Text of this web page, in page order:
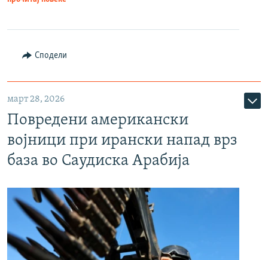
Сподели
март 28, 2026
Повредени американски
војници при ирански напад врз
база во Саудиска Арабија